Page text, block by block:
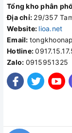
Tổng kho phân
Địa chỉ: 29/357
Website: lioa.net
Email:
Hotline:
Zalo: 0915951325